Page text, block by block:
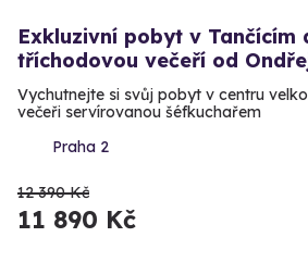
Exkluzivní pobyt v Tančícím
tříchodovou večeří od
Vychutnejte si svůj pobyt v centru
večeři servírovanou šéfkuchařem
Praha 2
12 390 Kč
11 890 Kč